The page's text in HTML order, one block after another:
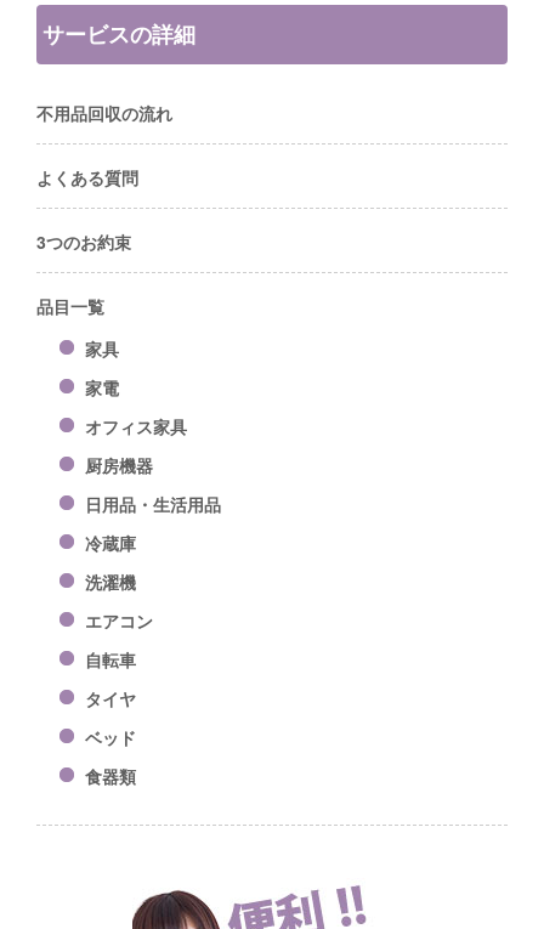
サービスの詳細
不用品回収の流れ
よくある質問
3つのお約束
品目一覧
家具
家電
オフィス家具
厨房機器
日用品・生活用品
冷蔵庫
洗濯機
エアコン
自転車
タイヤ
ベッド
食器類